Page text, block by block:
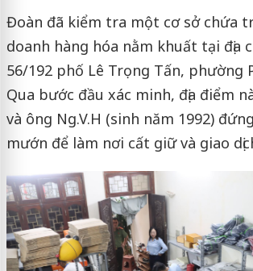
Đoàn đã kiểm tra một cơ sở chứa
doanh hàng hóa nằm khuất tại địa
56/192 phố Lê Trọng Tấn, phường
Qua bước đầu xác minh, địa điểm
và ông Ng.V.H (sinh năm 1992)
mướn để làm nơi cất giữ và giao